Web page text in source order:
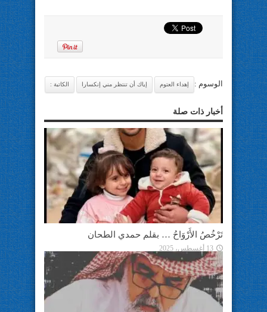
الوسوم : إهداء العتوم إياك أن تنتظر مني إنكسارا الكاتبة :
أخبار ذات صلة
تَرْخُصُ الأَرْوَاحُ … بقلم حمدي الطحان
13 أغسطس، 2025